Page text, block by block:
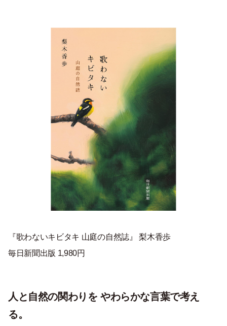
『歌わないキビタキ 山庭の自然誌』 梨木香歩
毎日新聞出版 1,980円
人と自然の関わりを やわらかな言葉で考え
る。